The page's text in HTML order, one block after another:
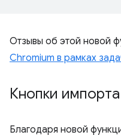
Отзывы об этой новой
Chromium в рамках
Кнопки
Благодаря новой